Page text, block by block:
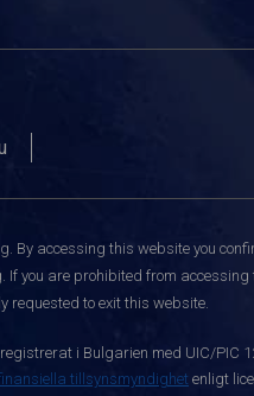
By accessing this website you
you are prohibited from
requested to exit this website.
i Bulgarien med UIC/PIC
tillsynsmyndighet enligt